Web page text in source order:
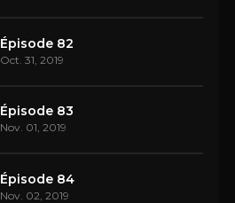
Épisode 82
Oct. 31, 2019
Épisode 83
Nov. 01, 2019
Épisode 84
Nov. 02, 2019